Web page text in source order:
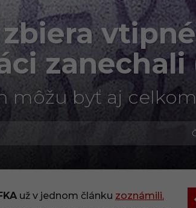
zanechali
môžu byť aj
už v jednom článku zoznámili.